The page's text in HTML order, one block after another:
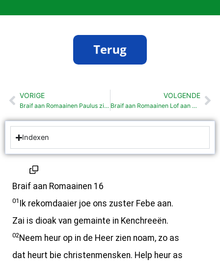
Vorige
VORIGE
Braif aan Romaainen Paulus zien plan om noar Rome te raaizen (15:22-33)
VOLGENDE
Braif aan Romaainen Lof aan God (16:25-27)
Indexen
Braif aan Romaainen 16
01 Ik rekomdaaier joe ons zuster Febe aan.
Zai is dioak van gemainte in Kenchreeën.
02Neem heur op in de Heer zien noam, zo as
dat heurt bie christenmensken. Help heur as